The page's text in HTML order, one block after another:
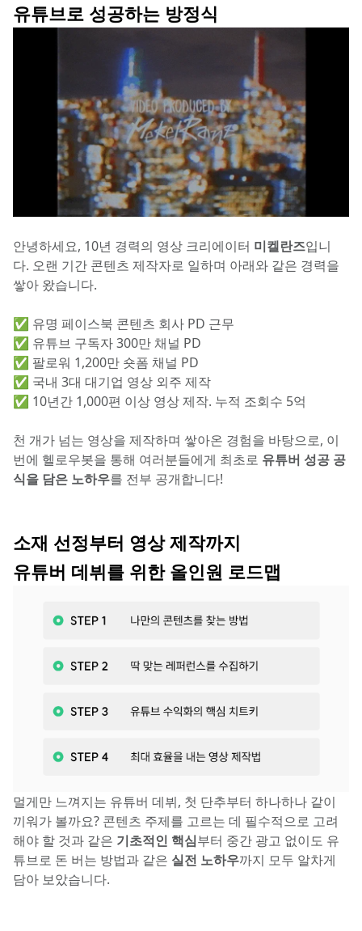
유튜브로 성공하는 방정식
안녕하세요, 10년 경력의 영상 크리에이터 미켈란즈입니
다. 오랜 기간 콘텐츠 제작자로 일하며 아래와 같은 경력을
쌓아 왔습니다.
✅ 유명 페이스북 콘텐츠 회사 PD 근무
✅ 유튜브 구독자 300만 채널 PD
✅ 팔로워 1,200만 숏폼 채널 PD
✅ 국내 3대 대기업 영상 외주 제작
✅ 10년간 1,000편 이상 영상 제작. 누적 조회수 5억
천 개가 넘는 영상을 제작하며 쌓아온 경험을 바탕으로, 이
번에 헬로우봇을 통해 여러분들에게 최초로 유튜버 성공 공
식을 담은 노하우를 전부 공개합니다!
소재 선정부터 영상 제작까지
유튜버 데뷔를 위한 올인원 로드맵
멀게만 느껴지는 유튜버 데뷔, 첫 단추부터 하나하나 같이
끼워가 볼까요? 콘텐츠 주제를 고르는 데 필수적으로 고려
해야 할 것과 같은 기초적인 핵심부터 중간 광고 없이도 유
튜브로 돈 버는 방법과 같은 실전 노하우까지 모두 알차게
담아 보았습니다.